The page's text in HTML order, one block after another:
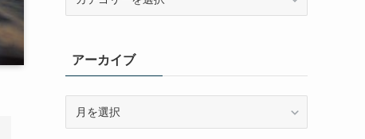
ーアーカイブ